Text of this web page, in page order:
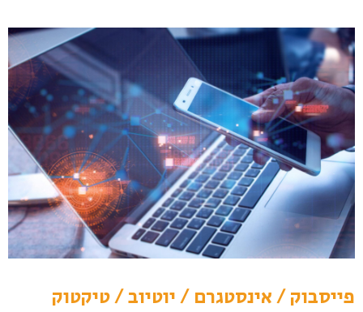
פייסבוק / אינסטגרם / יוטיוב / טיקטוק